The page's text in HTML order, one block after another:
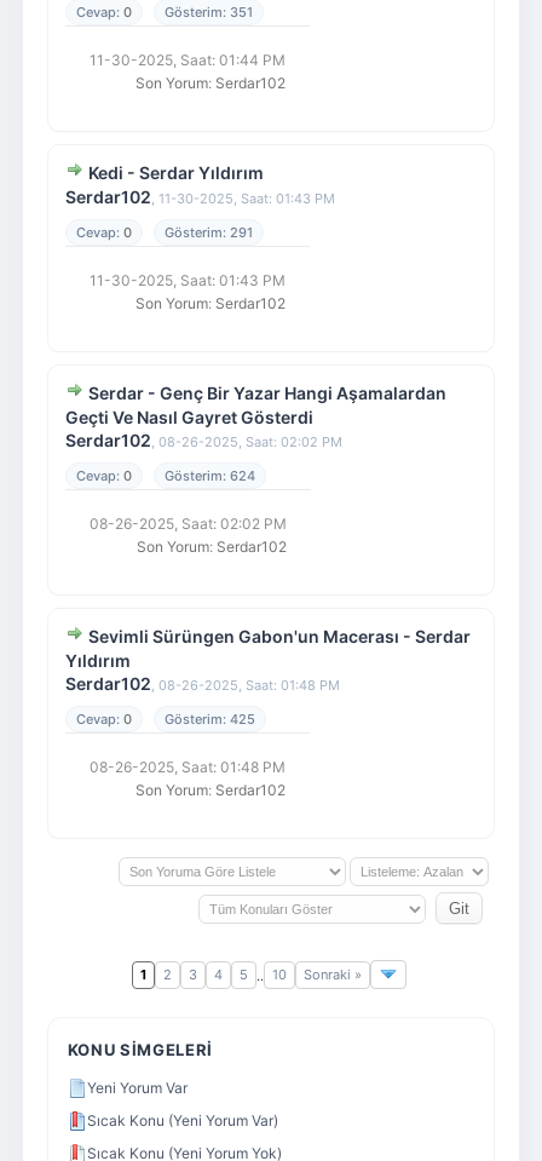
0
351
11-30-2025, Saat: 01:44 PM
Son Yorum: Serdar102
Kedi - Serdar Yıldırım
Serdar102, 11-30-2025, Saat: 01:43 PM
0
291
11-30-2025, Saat: 01:43 PM
Son Yorum: Serdar102
Serdar - Genç Bir Yazar Hangi Aşamalardan
Geçti Ve Nasıl Gayret Gösterdi
Serdar102, 08-26-2025, Saat: 02:02 PM
0
624
08-26-2025, Saat: 02:02 PM
Son Yorum: Serdar102
Sevimli Sürüngen Gabon'un Macerası - Serdar
Yıldırım
Serdar102, 08-26-2025, Saat: 01:48 PM
0
425
08-26-2025, Saat: 01:48 PM
Son Yorum: Serdar102
1 2 3 4 5 .. 10 Sonraki »
KONU SIMGELERI
Yeni Yorum Var
Sıcak Konu (Yeni Yorum Var)
Sıcak Konu (Yeni Yorum Yok)